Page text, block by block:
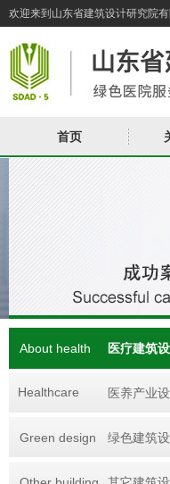
欢迎来到山东省建筑设计研究院
首页
About health 医疗建筑
Healthcare 医养产业
Green design 绿色建筑